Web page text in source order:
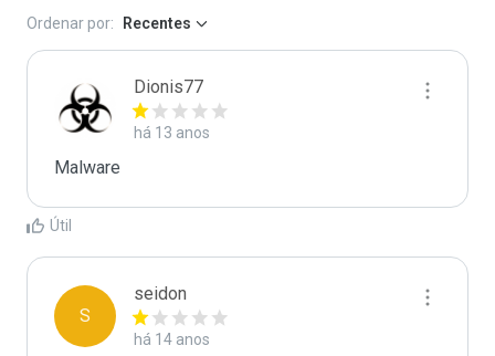
Ordenar por: Recentes
Dionis77
há 13 anos
Malware
Útil
S
seidon
há 14 anos